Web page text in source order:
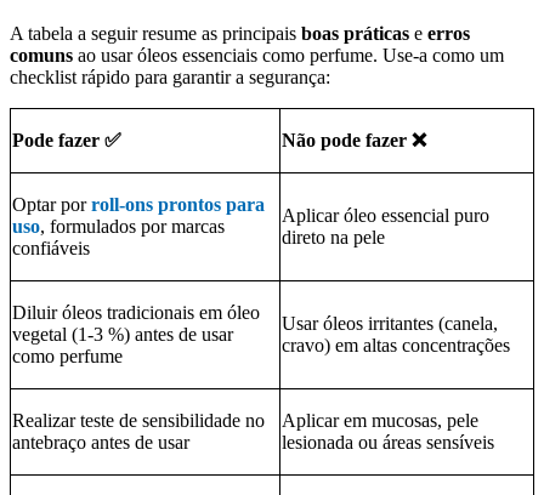
A tabela a seguir resume as principais boas práticas e erros
comuns ao usar óleos essenciais como perfume. Use‑a como um
checklist rápido para garantir a segurança:
Pode fazer ✅ Não pode fazer ❌
Optar por roll‑ons prontos para
uso, formulados por marcas
confiáveis
Aplicar óleo essencial puro
direto na pele
Diluir óleos tradicionais em óleo
vegetal (1-3 %) antes de usar
como perfume
Usar óleos irritantes (canela,
cravo) em altas concentrações
Realizar teste de sensibilidade no
antebraço antes de usar
Aplicar em mucosas, pele
lesionada ou áreas sensíveis